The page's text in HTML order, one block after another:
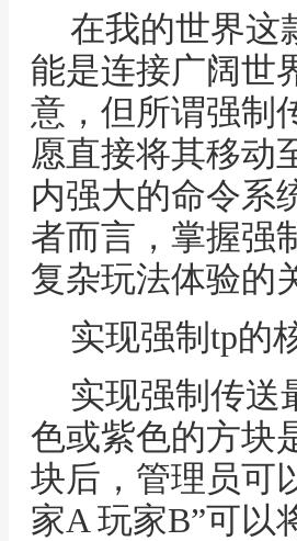
在我的世界这
能是连接广阔世
意，但所谓强制
愿直接将其移动
内强大的命令系
者而言，掌握强
复杂玩法体验的
实现强制tp的
实现强制传送
色或紫色的方块
块后，管理员可
家A 玩家B”可以